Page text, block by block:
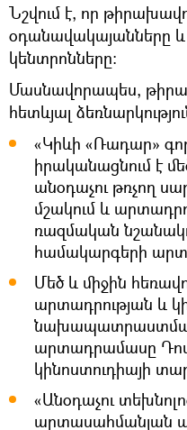
Նշվում է, որ
օդանավակայանները
կենտրոնները:
Մասնավորապես,
հետևյալ
«Կիևի «Ռադար»
իրականացնում է
անօդաչու թռչող
մշակում և
ռազմական
համակարգերի
Մեծ և միջին
արտադրության և
արտադրամասը
կինոստուդիայի
«Անօդաչու
արտասահմանյան